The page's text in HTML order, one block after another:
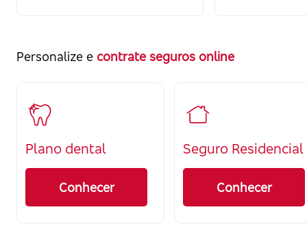
Personalize e contrate seguros online
Plano dental
Conhecer
Seguro Residencial
Conhecer